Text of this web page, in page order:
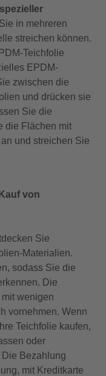
in mehreren
streichen können.
Teichfolie
EPDM-
zwischen die
und drücken sie
Sie die
die Flächen mit
und streichen Sie
von
Sie
Materialien.
sodass Sie die
Die
wenigen
vornehmen. Wenn
Teichfolie kaufen,
oder
Bezahlung
mit Kreditkarte